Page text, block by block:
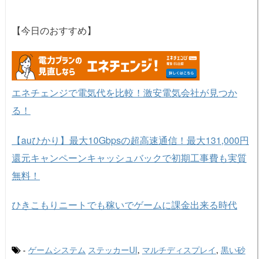
【今日のおすすめ】
エネチェンジで電気代を比較！激安電気会社が見つか
る！
【auひかり】最大10Gbpsの超高速通信！最大131,000円
還元キャンペーンキャッシュバックで初期工事費も実質
無料！
ひきこもりニートでも稼いでゲームに課金出来る時代
- ゲームシステム ステッカーUI, マルチディスプレイ, 黒い砂